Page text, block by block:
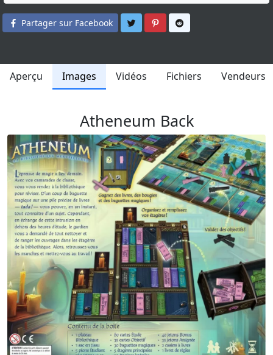
Partager sur Facebook Partager sur Twitter
Partager sur Pinterest
Aperçu Images Vidéos Fichiers Vendeurs
Atheneum Back